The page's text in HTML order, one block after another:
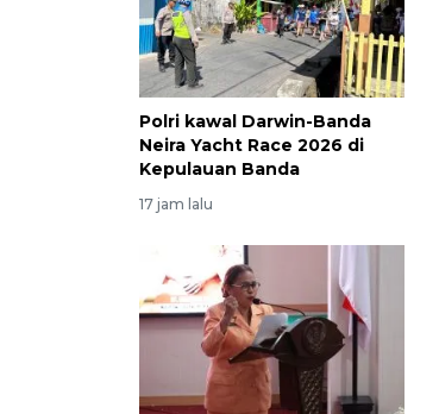
Polri kawal Darwin-Banda
Neira Yacht Race 2026 di
Kepulauan Banda
17 jam lalu